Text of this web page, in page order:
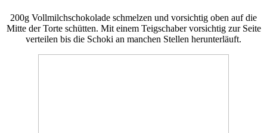
200g Vollmilchschokolade schmelzen und vorsichtig oben auf die
Mitte der Torte schütten. Mit einem Teigschaber vorsichtig zur Seite
verteilen bis die Schoki an manchen Stellen herunterläuft.